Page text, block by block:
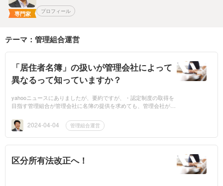
専門家 プロフィール
テーマ：管理組合運営
「居住者名簿」の扱いが管理会社によって
異なるって知っていますか？
yahooニュースにありましたが、要約ですが、・認定制度の取得を
目指す管理組合が管理会社に名簿の提供を求めても、管理会社が個
管理会社大手10社...
2024-04-04 管理組合運営
区分所有法改正へ！